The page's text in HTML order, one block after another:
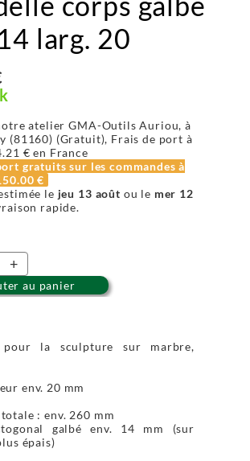
larg. 20
atelier GMA-Outils Auriou, à
(81160) (Gratuit), Frais de port à
€ en France
gratuits sur les commandes à
€
le jeu 13 août ou le mer 12
rapide.
+
au panier
pour la sculpture sur marbre,
env. 20 mm
: env. 260 mm
galbé env. 14 mm (sur
épais)